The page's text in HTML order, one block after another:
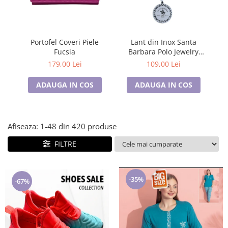
Lenjerii de pat pentru copii
Pijamale de CRACIUN
Pijamale de dama
Halate si capoate
Halate si pijamale Family
Incaltaminte
Seturi elegante femei
Pijamale de copii
Pijamale BIG SIZE femei
Cadouri ocazii speciale
Tricouri de craciun
Portofel Coveri Piele
Fucsia
179,00 Lei
ADAUGA IN COS
Lant din Inox Santa
Barbara Polo Jewelry
Barbati SBJ.15.20005-3
109,00 Lei
ADAUGA IN COS
Afiseaza: 1-48 din 420 produse
FILTRE
-67% -35%